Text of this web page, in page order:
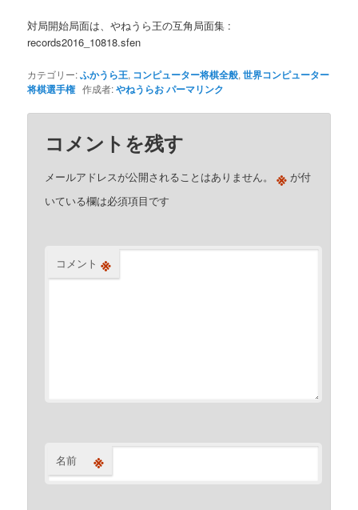
対局開始局面は、やねうら王の互角局面集 :
records2016_10818.sfen
カテゴリー:ふかうら王, コンピューター将棋全般,世界コンピューター
将棋選手権 作成者:やねうらおパーマリンク
コメントを残す
メールアドレスが公開されることはありません。 ※ が付
いている欄は必須項目です
コメント ※
名前 ※